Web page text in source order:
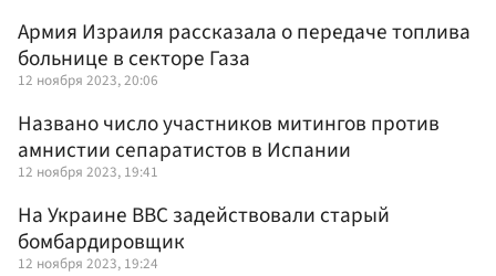
Армия Израиля рассказала о передаче топлива
больнице в секторе Газа
12 ноября 2023, 20:06
Названо число участников митингов против
амнистии сепаратистов в Испании
12 ноября 2023, 19:41
На Украине ВВС задействовали старый
бомбардировщик
12 ноября 2023, 19:24